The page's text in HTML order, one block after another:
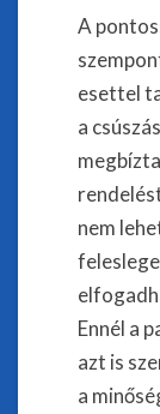
A
esettel
a
nem
Ennél a
azt is
a